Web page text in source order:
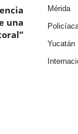
una
Mérida
Yucatán